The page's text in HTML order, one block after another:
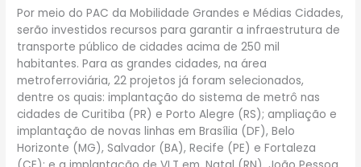
Por meio do PAC da Mobilidade Grandes e Médias Cidades,
serão investidos recursos para garantir a infraestrutura de
transporte público de cidades acima de 250 mil
habitantes. Para as grandes cidades, na área
metroferroviária, 22 projetos já foram selecionados,
dentre os quais: implantação do sistema de metrô nas
cidades de Curitiba (PR) e Porto Alegre (RS); ampliação e
implantação de novas linhas em Brasília (DF), Belo
Horizonte (MG), Salvador (BA), Recife (PE) e Fortaleza